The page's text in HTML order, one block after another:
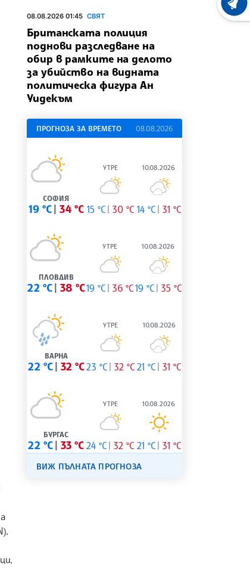
08.08.2026 01:45 СВЯТ
Британската полиция
поднови разследване на
обир в рамките на делото
за убийство на видната
политическа фигура Ан
Уидекъм
ПРОГНОЗА ЗА ВРЕМЕТО 08.08.2026
СОФИЯ
19 °C 34 °C
УТРЕ
15 °C 30 °C
10.08.2026
14 °C 31 °C
ПЛОВДИВ
22 °C 38 °C
УТРЕ
19 °C 36 °C
10.08.2026
19 °C 35 °C
ВАРНА
22 °C 32 °C
УТРЕ
23 °C 32 °C
10.08.2026
21 °C 31 °C
БУРГАС
22 °C 33 °C
УТРЕ
24 °C 32 °C
10.08.2026
21 °C 31 °C
ВИЖ ПЪЛНАТА ПРОГНОЗА